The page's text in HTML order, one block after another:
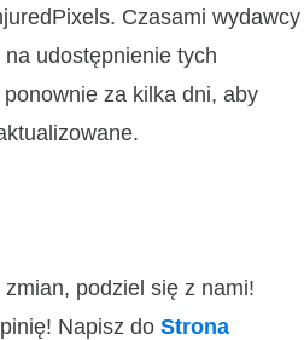
Czasami wydawcy
udostępnienie tych
za kilka dni, aby
podziel się z nami!
Napisz do Strona